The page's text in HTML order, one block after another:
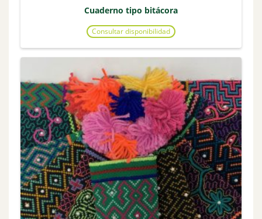
Cuaderno tipo bitácora
Consultar disponibilidad